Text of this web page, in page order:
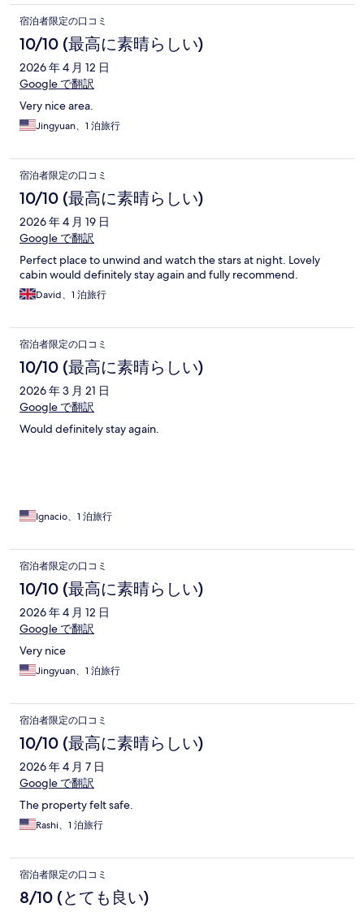
宿泊者限定の口コミ
10/10 (最高に素晴らしい)
2026 年 4 月 12 日
Google で翻訳
Very nice area.
Jingyuan、1 泊旅行
宿泊者限定の口コミ
10/10 (最高に素晴らしい)
2026 年 4 月 19 日
Google で翻訳
Perfect place to unwind and watch the stars at night. Lovely
cabin would definitely stay again and fully recommend.
David、1 泊旅行
宿泊者限定の口コミ
10/10 (最高に素晴らしい)
2026 年 3 月 21 日
Google で翻訳
Would definitely stay again.
Ignacio、1 泊旅行
宿泊者限定の口コミ
10/10 (最高に素晴らしい)
2026 年 4 月 12 日
Google で翻訳
Very nice
Jingyuan、1 泊旅行
宿泊者限定の口コミ
10/10 (最高に素晴らしい)
2026 年 4 月 7 日
Google で翻訳
The property felt safe.
Rashi、1 泊旅行
宿泊者限定の口コミ
8/10 (とても良い)